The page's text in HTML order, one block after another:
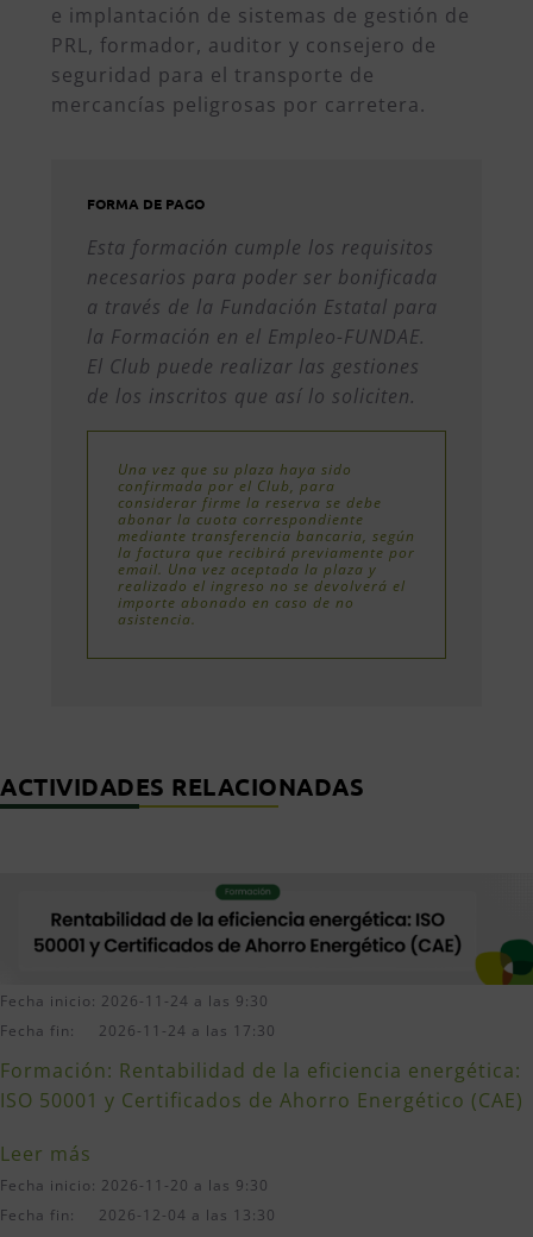
e implantación de sistemas de gestión de
PRL, formador, auditor y consejero de
seguridad para el transporte de
mercancías peligrosas por carretera.
FORMA DE PAGO
Esta formación cumple los requisitos
necesarios para poder ser bonificada
a través de la Fundación Estatal para
la Formación en el Empleo-FUNDAE.
El Club puede realizar las gestiones
de los inscritos que así lo soliciten.
Una vez que su plaza haya sido
confirmada por el Club, para
considerar firme la reserva se debe
abonar la cuota correspondiente
mediante transferencia bancaria, según
la factura que recibirá previamente por
email. Una vez aceptada la plaza y
realizado el ingreso no se devolverá el
importe abonado en caso de no
asistencia.
ACTIVIDADES RELACIONADAS
Fecha inicio: 2026-11-24 a las 9:30
Fecha fin: 2026-11-24 a las 17:30
Formación: Rentabilidad de la eficiencia energética:
ISO 50001 y Certificados de Ahorro Energético (CAE)
Leer más
Fecha inicio: 2026-11-20 a las 9:30
Fecha fin: 2026-12-04 a las 13:30